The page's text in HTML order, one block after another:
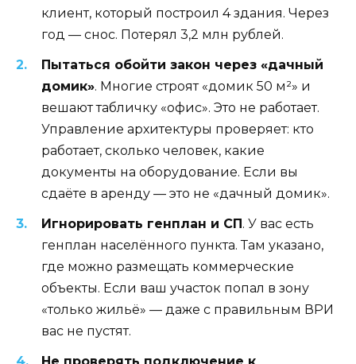
клиент, который построил 4 здания. Через
год — снос. Потерял 3,2 млн рублей.
Пытаться обойти закон через «дачный
домик». Многие строят «домик 50 м²» и
вешают табличку «офис». Это не работает.
Управление архитектуры проверяет: кто
работает, сколько человек, какие
документы на оборудование. Если вы
сдаёте в аренду — это не «дачный домик».
Игнорировать генплан и СП . У вас есть
генплан населённого пункта. Там указано,
где можно размещать коммерческие
объекты. Если ваш участок попал в зону
«только жильё» — даже с правильным ВРИ
вас не пустят.